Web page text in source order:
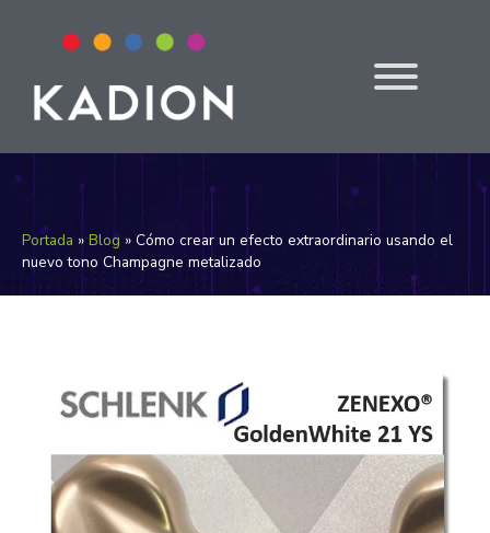
Portada » Blog » Cómo crear un efecto extraordinario usando el
nuevo tono Champagne metalizado